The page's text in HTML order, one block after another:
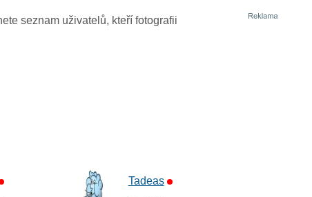
seznam uživatelů, kteří fotografii
Tadeas